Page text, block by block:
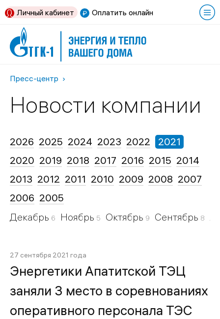
Оплатить онлайн
Личный кабинет
Пресс-центр
Новости компании
2026 2025 2024 2023 2022 2021
Декабрь 6 Ноябрь 5 Октябрь 9 Сентябрь 8
2020 2019 2018 2017 2016 2015 2014
2013 2012 2011 2010 2009 2008 2007
2006 2005
27 сентября 2021 года
Энергетики Апатитской ТЭЦ
заняли 3 место в соревнованиях
оперативного персонала ТЭС